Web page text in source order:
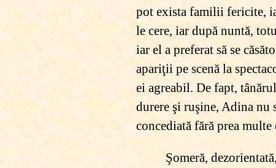
pot exista familii fericite,
le cere, iar după nuntă,
iar el a preferat să se
apariţii pe scenă la
ei agreabil. De fapt,
durere şi ruşine, Adina nu
concediată fără prea
Şomeră,